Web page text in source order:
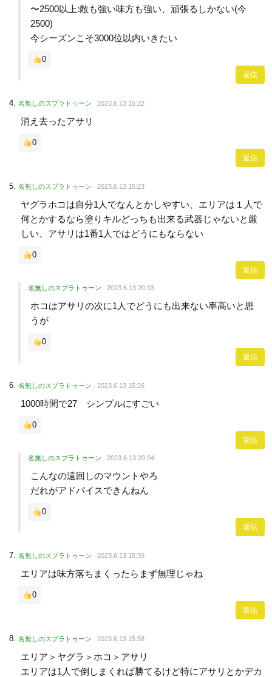
〜2500以上:敵も強い味方も強い、頑張るしかない(今
2500)
今シーズンこそ3000位以内いきたい
0
返信
名無しのスプラトゥーン 2023.6.13 15:22
消え去ったアサリ
0
返信
名無しのスプラトゥーン 2023.6.13 15:23
ヤグラホコは自分1人でなんとかしやすい、エリアは１人で
何とかするなら塗りキルどっちも出来る武器じゃないと厳
しい、アサリは1番1人ではどうにもならない
0
返信
名無しのスプラトゥーン 2023.6.13 20:03
ホコはアサリの次に1人でどうにも出来ない率高いと思
うが
0
返信
名無しのスプラトゥーン 2023.6.13 15:26
1000時間で27 シンプルにすごい
0
返信
名無しのスプラトゥーン 2023.6.13 20:04
こんなの遠回しのマウントやろ
だれがアドバイスできんねん
0
返信
名無しのスプラトゥーン 2023.6.13 15:39
エリアは味方落ちまくったらまず無理じゃね
0
返信
名無しのスプラトゥーン 2023.6.13 15:58
エリア＞ヤグラ＞ホコ＞アサリ
エリアは1人で倒しまくれば勝てるけど特にアサリとかデカ